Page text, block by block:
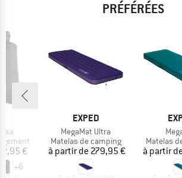
PRÉFÉRÉES
€
+6
MARQUE
EXPED
Article
MegaMat Ultra
Product group
Matelas de camping
Prix
à partir de 279,95 €
Product
Matelas
à partir